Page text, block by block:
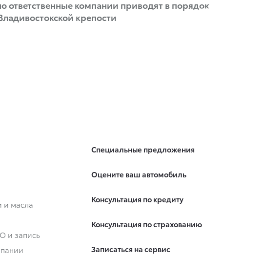
ответственные компании приводят в порядок
крепости
и масла
и запись
Специальные предложения
Оцените ваш автомобиль
Консультация по кредиту
Консультация по страхованию
Записаться на сервис